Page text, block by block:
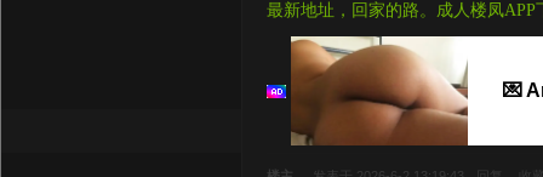
最新地址，回家的路。成人楼凤APP
💌